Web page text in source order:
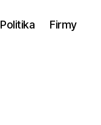
Politika Firmy